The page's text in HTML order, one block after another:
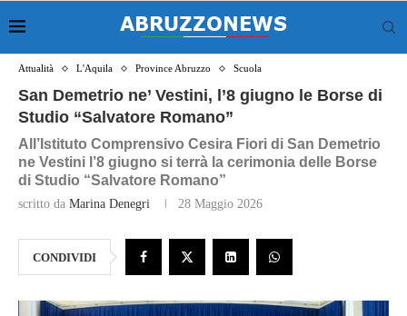
Attualità L'Aquila Province Abruzzo Scuola
San Demetrio ne’ Vestini, l’8 giugno le Borse di
Studio “Salvatore Romano”
All’Istituto Comprensivo Cesira Fiori di San Demetrio
ne Vestini l’8 giugno si terrà la cerimonia delle Borse
di Studio “Salvatore Romano”
scritto da Marina Denegri 28 Maggio 2026
CONDIVIDI